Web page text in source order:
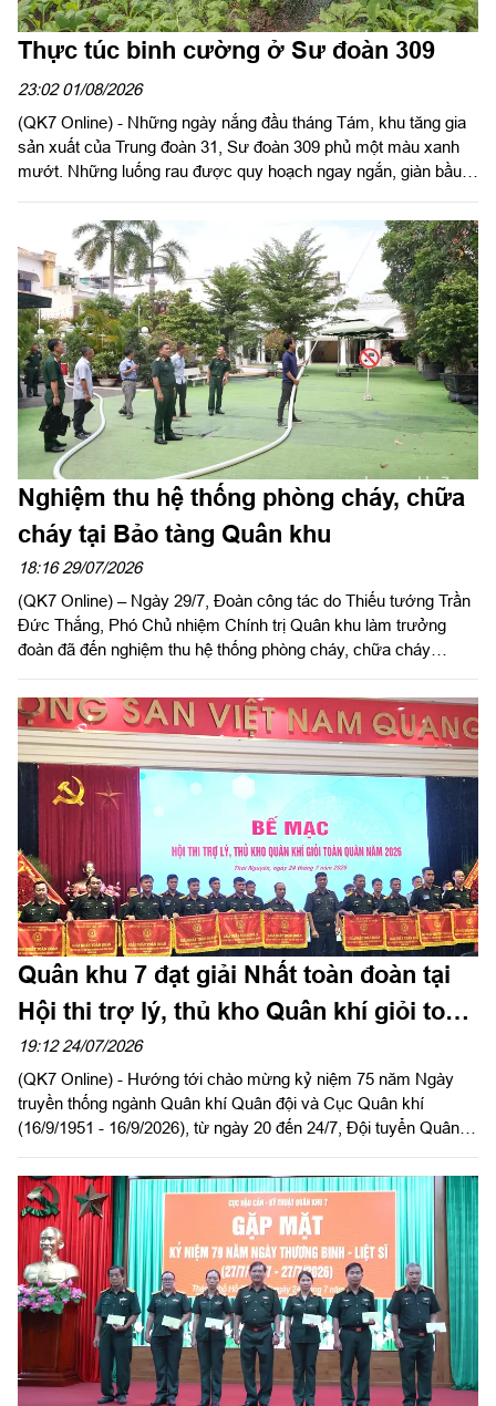
Thực túc binh cường ở Sư đoàn 309
23:02 01/08/2026
(QK7 Online) - Những ngày nắng đầu tháng Tám, khu tăng gia
sản xuất của Trung đoàn 31, Sư đoàn 309 phủ một màu xanh
mướt. Những luống rau được quy hoạch ngay ngắn, giàn bầu,
củ... là minh chứng sinh động cho hiệu quả công tác tăng gia
sản xuất, bảo đảm hậu cần bằng chính nội lực của đơn vị.
Nghiệm thu hệ thống phòng cháy, chữa
cháy tại Bảo tàng Quân khu
18:16 29/07/2026
(QK7 Online) – Ngày 29/7, Đoàn công tác do Thiếu tướng Trần
Đức Thắng, Phó Chủ nhiệm Chính trị Quân khu làm trưởng
đoàn đã đến nghiệm thu hệ thống phòng cháy, chữa cháy
Quân khu 7 đạt giải Nhất toàn đoàn tại
Hội thi trợ lý, thủ kho Quân khí giỏi toàn
quân năm 2026
19:12 24/07/2026
(QK7 Online) - Hướng tới chào mừng kỷ niệm 75 năm Ngày
truyền thống ngành Quân khí Quân đội và Cục Quân khí
(16/9/1951 - 16/9/2026), từ ngày 20 đến 24/7, Đội tuyển Quân
chức tại Quân khu 1.